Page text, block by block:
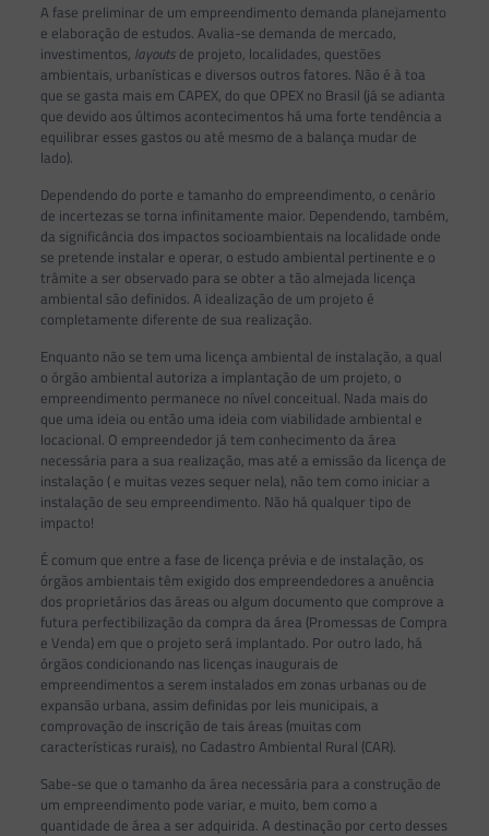
A fase preliminar de um empreendimento demanda planejamento
e elaboração de estudos. Avalia-se demanda de mercado,
investimentos, layoutsde projeto, localidades, questões
ambientais, urbanísticas e diversos outros fatores. Não é à toa
que se gasta mais em CAPEX, do que OPEX no Brasil (já se adianta
que devido aos últimos acontecimentos há uma forte tendência a
equilibrar esses gastos ou até mesmo de a balança mudar de
lado).
Dependendo do porte e tamanho do empreendimento, o cenário
de incertezas se torna infinitamente maior. Dependendo, também,
da significância dos impactos socioambientais na localidade onde
se pretende instalar e operar, o estudo ambiental pertinente e o
trâmite a ser observado para se obter a tão almejada licença
ambiental são definidos. A idealização de um projeto é
completamente diferente de sua realização.
Enquanto não se tem uma licença ambiental de instalação, a qual
o órgão ambiental autoriza a implantação de um projeto, o
empreendimento permanece no nível conceitual. Nada mais do
que uma ideia ou então uma ideia com viabilidade ambiental e
locacional. O empreendedor já tem conhecimento da área
necessária para a sua realização, mas até a emissão da licença de
instalação ( e muitas vezes sequer nela), não tem como iniciar a
instalação de seu empreendimento. Não há qualquer tipo de
impacto!
É comum que entre a fase de licença prévia e de instalação, os
órgãos ambientais têm exigido dos empreendedores a anuência
dos proprietários das áreas ou algum documento que comprove a
futura perfectibilização da compra da área (Promessas de Compra
e Venda) em que o projeto será implantado. Por outro lado, há
órgãos condicionando nas licenças inaugurais de
empreendimentos a serem instalados em zonas urbanas ou de
expansão urbana, assim definidas por leis municipais, a
comprovação de inscrição de tais áreas (muitas com
características rurais), no Cadastro Ambiental Rural (CAR).
Sabe-se que o tamanho da área necessária para a construção de
um empreendimento pode variar, e muito, bem como a
quantidade de área a ser adquirida. A destinação por certo desses